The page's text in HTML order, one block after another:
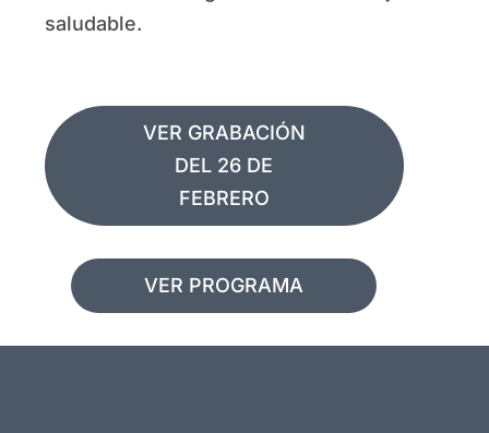
saludable.
VER GRABACIÓN
DEL 26 DE
FEBRERO
VER PROGRAMA